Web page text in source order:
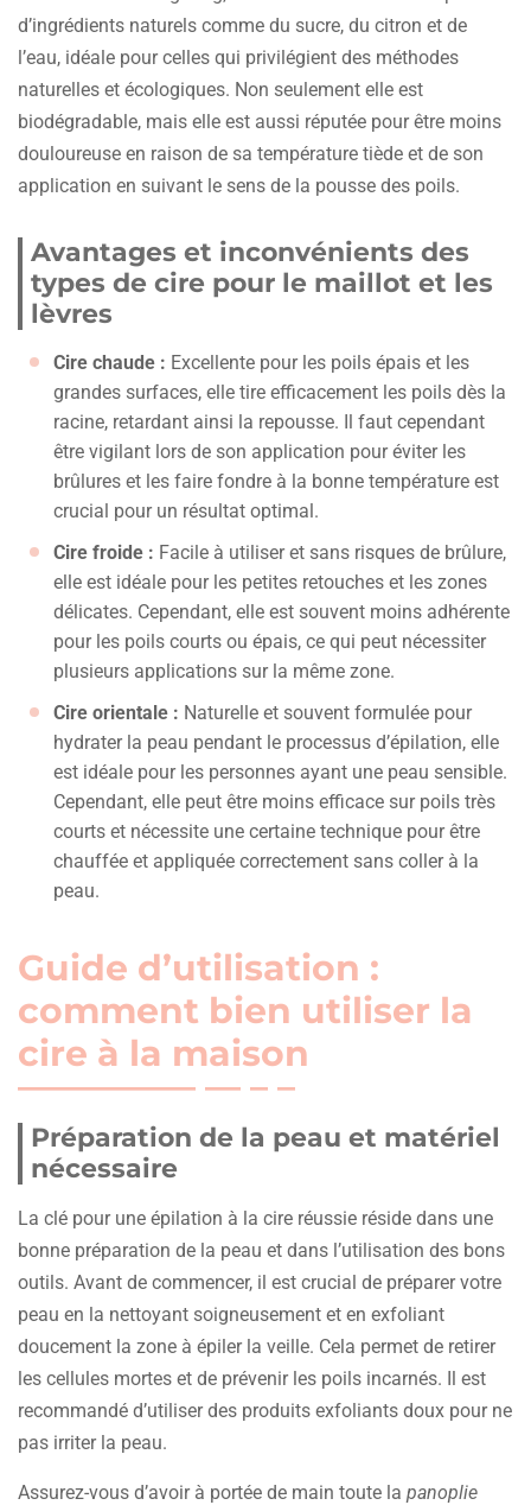
d’ingrédients naturels comme du sucre, du citron et de
l’eau, idéale pour celles qui privilégient des méthodes
naturelles et écologiques. Non seulement elle est
biodégradable, mais elle est aussi réputée pour être moins
douloureuse en raison de sa température tiède et de son
application en suivant le sens de la pousse des poils.
Avantages et inconvénients des
types de cire pour le maillot et les
lèvres
Cire chaude : Excellente pour les poils épais et les
grandes surfaces, elle tire efficacement les poils dès la
racine, retardant ainsi la repousse. Il faut cependant
être vigilant lors de son application pour éviter les
brûlures et les faire fondre à la bonne température est
crucial pour un résultat optimal.
Cire froide : Facile à utiliser et sans risques de brûlure,
elle est idéale pour les petites retouches et les zones
délicates. Cependant, elle est souvent moins adhérente
pour les poils courts ou épais, ce qui peut nécessiter
plusieurs applications sur la même zone.
Cire orientale : Naturelle et souvent formulée pour
hydrater la peau pendant le processus d’épilation, elle
est idéale pour les personnes ayant une peau sensible.
Cependant, elle peut être moins efficace sur poils très
courts et nécessite une certaine technique pour être
chauffée et appliquée correctement sans coller à la
peau.
Guide d’utilisation :
comment bien utiliser la
cire à la maison
Préparation de la peau et matériel
nécessaire
La clé pour une épilation à la cire réussie réside dans une
bonne préparation de la peau et dans l’utilisation des bons
outils. Avant de commencer, il est crucial de préparer votre
peau en la nettoyant soigneusement et en exfoliant
doucement la zone à épiler la veille. Cela permet de retirer
les cellules mortes et de prévenir les poils incarnés. Il est
recommandé d’utiliser des produits exfoliants doux pour ne
pas irriter la peau.
Assurez-vous d’avoir à portée de main toute la panoplie